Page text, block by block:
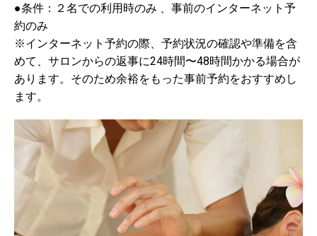
●条件：２名での利用時のみ 、事前のインターネット予
約のみ
※インターネット予約の際、予約状況の確認や準備を含
めて、サロンからの返事に24時間〜48時間かかる場合が
あります。そのため余裕をもった事前予約をおすすめし
ます。